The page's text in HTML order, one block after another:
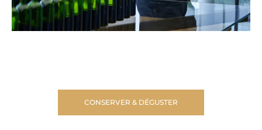
CONSERVER & DÉGUSTER